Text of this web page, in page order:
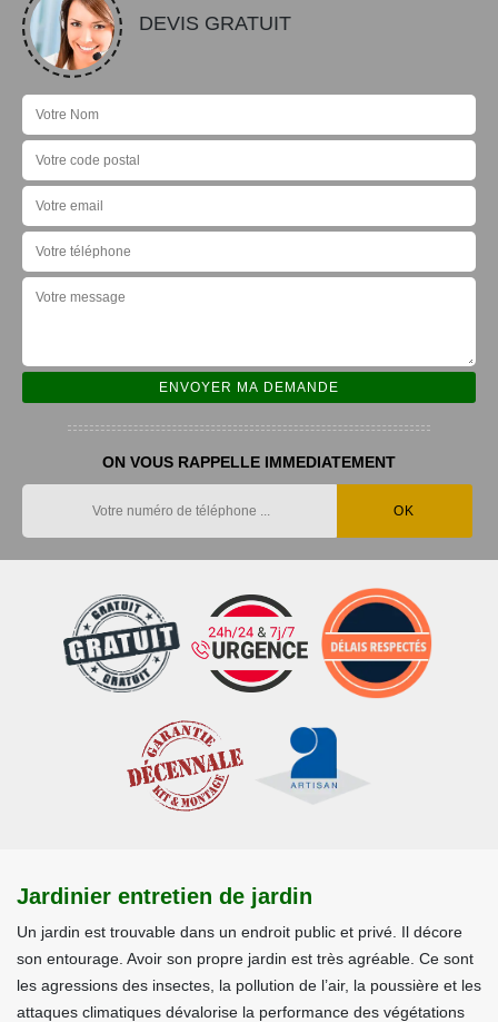
DEVIS GRATUIT
ON VOUS RAPPELLE IMMEDIATEMENT
Jardinier entretien de jardin
Un jardin est trouvable dans un endroit public et privé. Il décore
son entourage. Avoir son propre jardin est très agréable. Ce sont
les agressions des insectes, la pollution de l’air, la poussière et les
attaques climatiques dévalorise la performance des végétations